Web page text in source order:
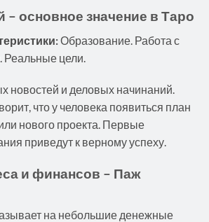
– основное значение в Таро
Образование. Работа с
цели.
новостей и деловых начинаний.
что у человека появиться план
нового проекта. Первые
приведут к верному успеху.
и финансов – Паж
на небольшие денежные